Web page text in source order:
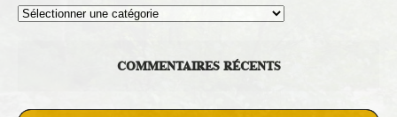
Thèmes
COMMENTAIRES RÉCENTS